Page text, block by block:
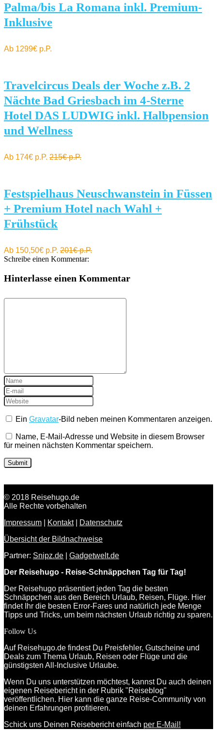
Palma/bis La Romana inkl. Premium-
Inklusive
Ab 1299€ p.P.
Travelcircus Deals der Woche z.B. 2
Nächte Bad Griesbach im 4-Sterne
Hotel DAS LUDWIG inkl. Halbpension
und Wellness
Ab 174€ p.P. 215€ p.P.
Festspielhaus Neuschwanstein in Füssen
+ Premium Hotel nach Wahl +
Frühstück
Ab 150,50€ p.P. 201€ p.P.
Schreibe einen Kommentar:
Hinterlasse einen Kommentar
EinGravatar-Bild neben meinen Kommentaren anzeigen.
Name, E-Mail-Adresse und Website in diesem Browser
für meinen nächsten Kommentar speichern.
© 2018 Reisehugo.de
Alle Rechte vorbehalten
Impressum
Kontakt|
Datenschutz
Übersicht der Bildnachweise
Partner: Snipz.de
Gadgetwelt.de
Der Reisehugo - Reise-Schnäppchen Tag für Tag!
Der Reisehugo präsentiert jeden Tag die besten
Schnäppchen aus den Bereich Urlaub, Reisen, Flüge. Hier
findet Ihr die besten Error-Fares und natürlich jede Menge
Tipps und Tricks, um beim nächsten Urlaub richtig zu sparen.
Follow Us
Auf Reisehugo.de findest Du Preisfehler, Gutscheine und
Deals zum Thema Urlaub, Reisen oder Flüge und die
günstigsten All-Inclusive Urlaube.
Wenn Du uns unterstützen möchtest, kannst Du auch deinen
eigenen Reisebericht in der Rubrik "Reiseblog"
veröffentlichen. Hier kann die ganze Reise-Community von
deinen Erfahrungen profitieren.
Schick uns Deinen Reisebericht einfach per E-Mail!